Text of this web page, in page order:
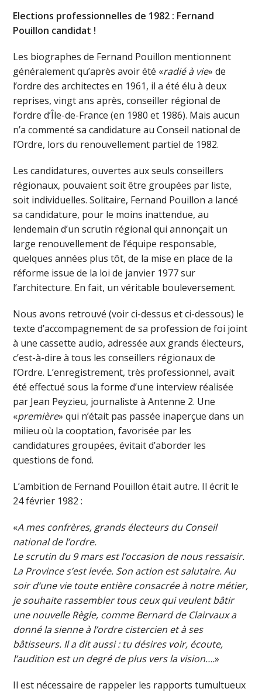
Elections professionnelles de 1982 : Fernand
Pouillon candidat !
Les biographes de Fernand Pouillon mentionnent
généralement qu’après avoir été «radié à vie» de
l’ordre des architectes en 1961, il a été élu à deux
reprises, vingt ans après, conseiller régional de
l’ordre d’Île-de-France (en 1980 et 1986). Mais aucun
n’a commenté sa candidature au Conseil national de
l’Ordre, lors du renouvellement partiel de 1982.
Les candidatures, ouvertes aux seuls conseillers
régionaux, pouvaient soit être groupées par liste,
soit individuelles. Solitaire, Fernand Pouillon a lancé
sa candidature, pour le moins inattendue, au
lendemain d’un scrutin régional qui annonçait un
large renouvellement de l’équipe responsable,
quelques années plus tôt, de la mise en place de la
réforme issue de la loi de janvier 1977 sur
l’architecture. En fait, un véritable bouleversement.
Nous avons retrouvé (voir ci-dessus et ci-dessous) le
texte d’accompagnement de sa profession de foi joint
à une cassette audio, adressée aux grands électeurs,
c’est-à-dire à tous les conseillers régionaux de
l’Ordre. L’enregistrement, très professionnel, avait
été effectué sous la forme d’une interview réalisée
par Jean Peyzieu, journaliste à Antenne 2. Une
«première» qui n’était pas passée inaperçue dans un
milieu où la cooptation, favorisée par les
candidatures groupées, évitait d’aborder les
questions de fond.
L’ambition de Fernand Pouillon était autre. Il écrit le
24 février 1982 :
«A mes confrères, grands électeurs du Conseil
national de l’ordre.
Le scrutin du 9 mars est l’occasion de nous ressaisir.
La Province s’est levée. Son action est salutaire. Au
soir d’une vie toute entière consacrée à notre métier,
je souhaite rassembler tous ceux qui veulent bâtir
une nouvelle Règle, comme Bernard de Clairvaux a
donné la sienne à l’ordre cistercien et à ses
bâtisseurs. Il a dit aussi : tu désires voir, écoute,
l’audition est un degré de plus vers la vision….»
Il est nécessaire de rappeler les rapports tumultueux